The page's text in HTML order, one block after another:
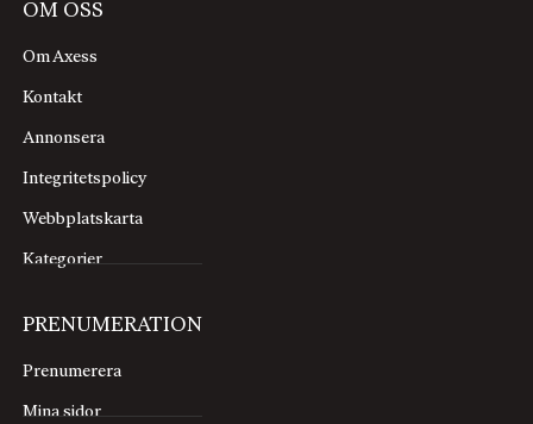
OM OSS
Om Axess
Kontakt
Annonsera
Integritetspolicy
Webbplatskarta
Kategorier
PRENUMERATION
Prenumerera
Mina sidor